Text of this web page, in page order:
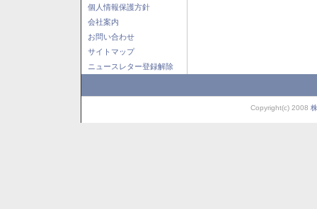
個人情報保護方針
会社案内
お問い合わせ
サイトマップ
ニュースレター登録解除
Copyright(c) 2008